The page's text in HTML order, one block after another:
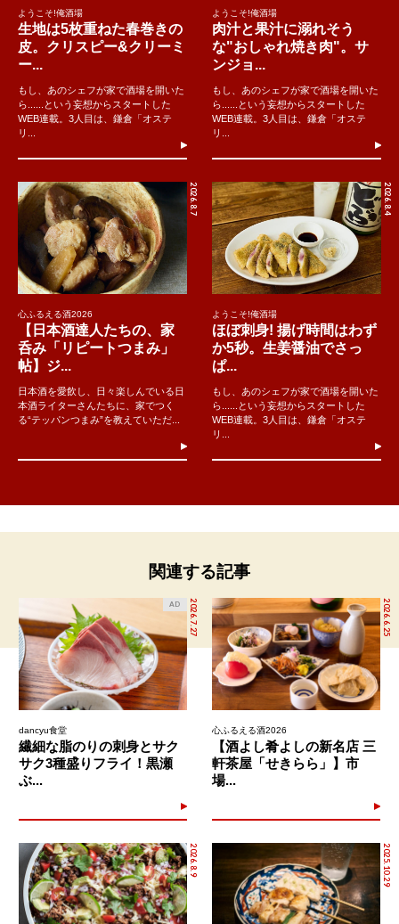
と大満足で店を後にして、ホテルに戻ろうかと思いましたが、
なぜか足は自然にふらふらと名物屋台「安兵衛」の方向へ。い
ろいろ美味しいものを食べて満腹になっても、最後は餃子で締
めたくなるんですよね。カリッと香ばしく焼かれた餃子でビー
ルを飲み、締めにシンプルな醤油味のラーメンまでいってしま
いました。
こうして、今日も幸せな気分でたっぷり飲み食いする高知の夜
文・写真：植野広生
ようこそ!俺酒場
生地は5枚重ねた春巻きの
皮。クリスピー&クリーミ
ー...
もし、あのシェフが家で酒場を開いた
ら......という妄想からスタートした
WEB連載。3人目は、鎌倉「オステ
リ...
ようこそ!俺酒場
肉汁と果汁に溺れそう
な"おしゃれ焼き肉"。サ
ンジョ...
もし、あのシェフが家で酒場を開いた
ら......という妄想からスタートした
WEB連載。3人目は、鎌倉「オステ
リ...
2026.8.7
心ふるえる酒2026
【日本酒達人たちの、家
呑み「リピートつまみ」
帖】ジ...
日本酒を愛飲し、日々楽しんでいる日
本酒ライターさんたちに、家でつく
る“テッパンつまみ”を教えていただ...
2026.8.4
ようこそ!俺酒場
ほぼ刺身! 揚げ時間はわず
か5秒。生姜醤油でさっ
ぱ...
もし、あのシェフが家で酒場を開いた
ら......という妄想からスタートした
WEB連載。3人目は、鎌倉「オステ
リ...
関連する記事
2026.7.27
AD
dancyu食堂
繊細な脂のりの刺身とサク
サク3種盛りフライ！黒瀬
ぶ...
2026.6.25
心ふるえる酒2026
【酒よし肴よしの新名店 三
軒茶屋「せきらら」】市
場...
2026.8.9 2025.10.29